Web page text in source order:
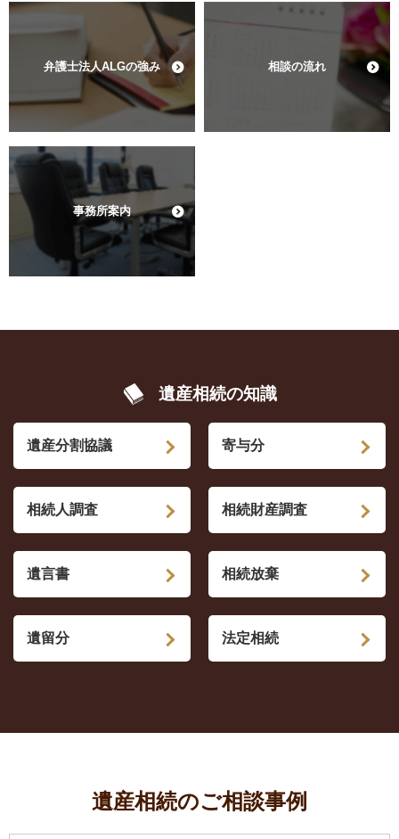
弁護士法人ALGの強み 相談の流れ
事務所案内
遺産相続の知識
遺産分割協議 寄与分
相続人調査 相続財産調査
遺言書 相続放棄
遺留分 法定相続
遺産相続のご相談事例